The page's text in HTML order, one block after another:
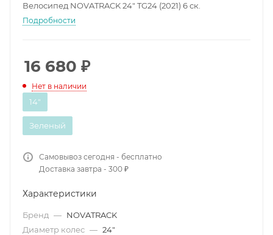
Велосипед NOVATRACK 24" TG24 (2021) 6 ск.
Подробности
16 680 ₽
Нет в наличии
14"
Зеленый
Самовывоз сегодня - бесплатно
Доставка завтра - 300 ₽
Характеристики
Бренд — NOVATRACK
Диаметр колес — 24"